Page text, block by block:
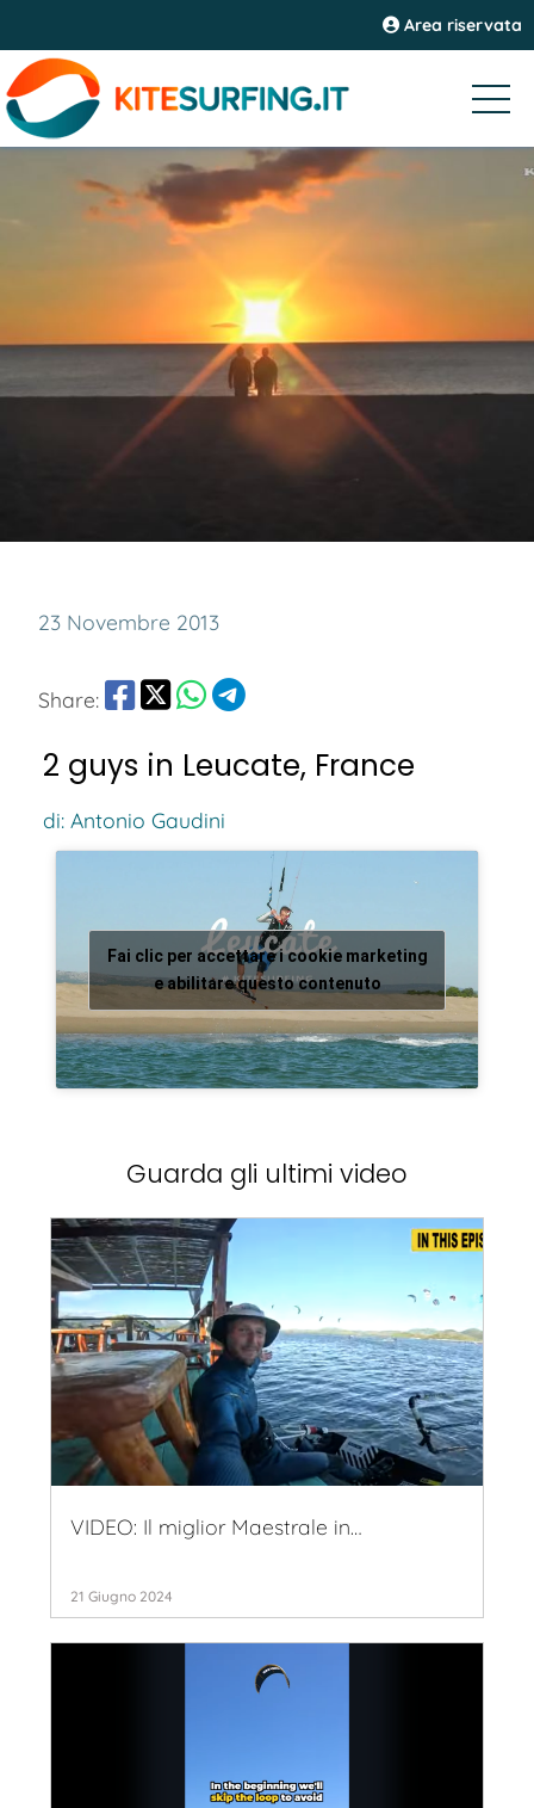
Area riservata
23 Novembre 2013
Share:
2 guys in Leucate, France
di: Antonio Gaudini
Fai clic per accettare i cookie marketing
e abilitare questo contenuto
Guarda gli ultimi video
VIDEO: Il miglior Maestrale in…
21 Giugno 2024